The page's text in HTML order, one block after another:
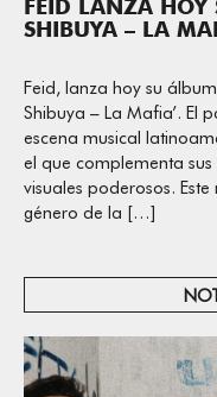
FEID LANZA HOY
SHIBUYA – LA
Feid, lanza hoy su
Shibuya – La Mafia’. El
escena musical
el que complementa
visuales poderosos.
género de la […]